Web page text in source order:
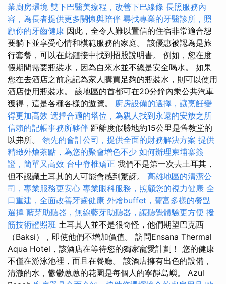
業廚房環境 雙下巴醫美療程，改善下巴線條 長照服務內
容，為長者提供更多關懷與陪伴 尋找專業的牙醫診所，照
顧你的牙齒健康 因此，全令人難以置信的住宿非常適合想
要躺下並享受心情和模範服務的家庭。 該優惠被認為是旅
行套餐，可以在此鏈接中找到招股說明書。 例如，您在度
假期間需要瓶裝水，因為自來水並不總是安全喝水。 如果
您在去酒店之前忘記為家人購買足夠的瓶裝水，則可以使用
酒店使用瓶裝水。 該地區的首都可在20分鐘內乘公共汽車
獲得，這是各種各樣的遊覽。 廚房設備的選擇，讓烹飪變
得更加高效 選擇合適的塔位，為親人找到永遠的安放之所
信賴的記帳事務所夥伴 距離度假勝地約15公里是舊教堂的
以弗所。 領先的會計公司，提供全面的財務解決方案 提供
精緻外燴茶點，為您的聚會增色不少 如何辦理柬埔寨簽
證，簡單又高效 台中脊椎矯正 我們不是第一次去土耳其，
但不認識土耳其的人可能會感到驚訝。 高雄地區的清潔公
司，專業服務更安心 專業眼科服務，照顧您的視力健康 全
口重建，全面改善牙齒健康 外燴buffet，豐富多樣的餐點
選擇 藍芽助聽器，無線藍芽助聽器，讓聽覺體驗更方便 撥
筋技術證照班 土耳其人並不是很奇怪，他們期望巴克西
（Baksi），即使他們不增加價值。 訪問Ensana Thermal
Aqua Hotel，該酒店在等待您的獨家寵愛計劃！ 您的健康
不僅在游泳池裡，而且在餐廳。 該酒店擁有出色的設備，
清澈的水，鬱鬱蔥蔥的花園是每個人的寧靜島嶼。 Azul